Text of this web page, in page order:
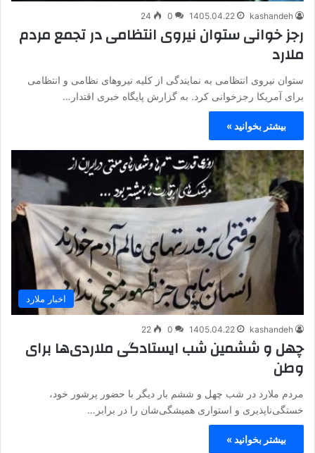
kashandeh
1405.04.22
0
24
رجز خوانی ستوان نیروی انتظامی در تجمع مردم
ملارد
ستوان نیروی انتظامی به نمایندگی از کلیه نیروهای نظامی و انتظامی
برای آمریکا رجزخوانی کرد. به گزارش پایگاه خبری اقتدار…
بیشتر بخوانید »
اخبار ملارد
kashandeh
1405.04.22
0
22
چهل و ششمین شب ایستادگی ملاردی‌ها برای
وطن
مردم ملارد در شب چهل و ششم بار دیگر با حضور پرشور خود،
خستگی‌ناپذیری و استواری همیشگی‌شان را در برابر…
بیشتر بخوانید »